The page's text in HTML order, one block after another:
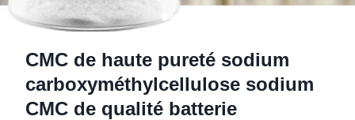
CMC de haute pureté sodium
carboxyméthylcellulose sodium
CMC de qualité batterie